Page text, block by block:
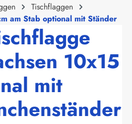
Tischflaggen
am Stab optional mit Ständer
10x15
mit